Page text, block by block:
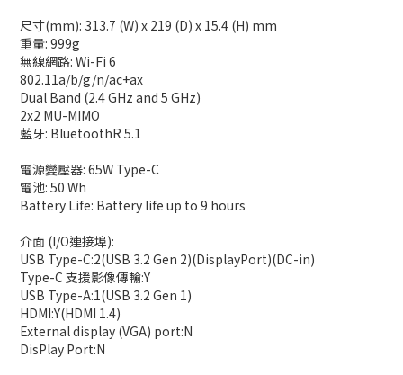
尺寸(mm): 313.7 (W) x 219 (D) x 15.4 (H) mm
重量: 999g
無線網路: Wi-Fi 6
802.11a/b/g/n/ac+ax
Dual Band (2.4 GHz and 5 GHz)
2x2 MU-MIMO
藍牙: BluetoothR 5.1
電源變壓器: 65W Type-C
電池: 50 Wh
Battery Life: Battery life up to 9 hours
介面 (I/O連接埠):
USB Type-C:2(USB 3.2 Gen 2)(DisplayPort)(DC-in)
Type-C 支援影像傳輸:Y
USB Type-A:1(USB 3.2 Gen 1)
HDMI:Y(HDMI 1.4)
External display (VGA) port:N
DisPlay Port:N